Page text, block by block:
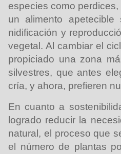
especies como
un alimento
nidificación y
vegetal. Al cambiar el
propiciado una zona
silvestres, que antes
cría, y ahora, prefieren
En cuanto a
logrado reducir la
natural, el proceso que
el número de plantas